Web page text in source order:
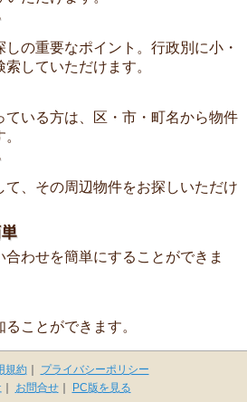
の重要なポイント。行政別に小・
していただけます。
ている方は、区・市・町名から物件
て、その周辺物件をお探しいただけ
合わせを簡単にすることができま
ことができます。
規約｜
プライバシーポリシー
｜ お問合せ｜ PC版を見る